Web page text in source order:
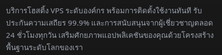
บริการโฮสติ้ง VPS ระดับองค์กร พร้อมการติดตั้งใช้งานทันที รับ
ประกันความเสถียร 99.9% และการสนับสนุนจากผู้เชี่ยวชาญตลอด
24 ชั่วโมงทุกวัน เสริมศักยภาพแอปพลิเคชันของคุณด้วยโครงสร้าง
พื้นฐานระดับโลกของเรา